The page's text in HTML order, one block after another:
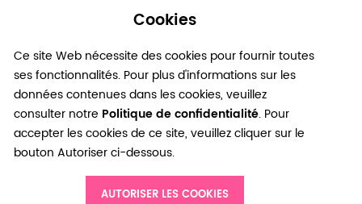
Cookies
Ce site Web nécessite des cookies pour fournir toutes
ses fonctionnalités. Pour plus d'informations sur les
données contenues dans les cookies, veuillez
consulter notre Politique de confidentialité. Pour
accepter les cookies de ce site, veuillez cliquer sur le
bouton Autoriser ci-dessous.
AUTORISER LES COOKIES
0
Breloque Petit cerf Bronze vieilli x 4